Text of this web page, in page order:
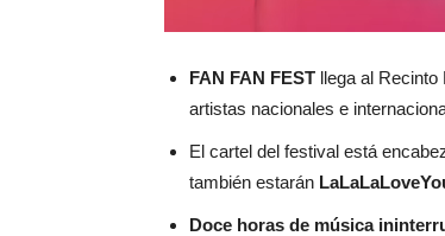
FAN FAN FEST llega al Recinto
artistas nacionales e
El cartel del festival está
también estarán
Doce horas de música